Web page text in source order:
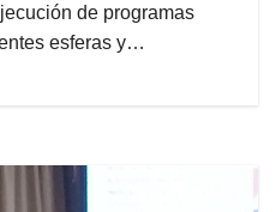
de programas
esferas y…